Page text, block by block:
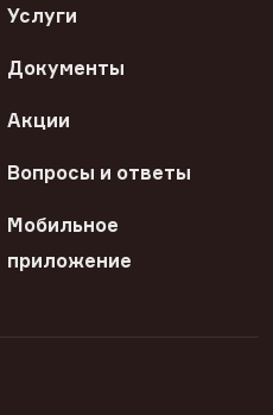
Услуги
Документы
Акции
Вопросы и ответы
Мобильное
приложение